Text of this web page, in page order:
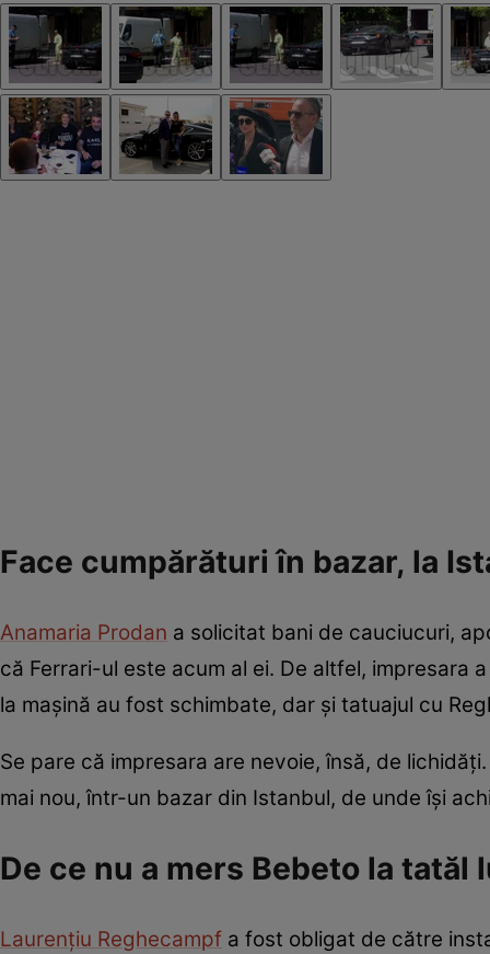
Face cumpărături în bazar, la
Anamaria Prodan a solicitat bani de cauciucuri,
că Ferrari-ul este acum al ei. De altfel, impresara
la mașină au fost schimbate, dar și tatuajul cu
Se pare că impresara are nevoie, însă, de
mai nou, într-un bazar din Istanbul, de unde își
De ce nu a mers Bebeto la tatăl
Laurențiu Reghecampf a fost obligat de către